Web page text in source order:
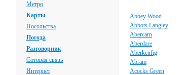
Метро
Карты
Посольства
Погода
Разговорник
Сотовая связь
Интернет
Abbey Wood
Abbots Langley
Abercarn
Aberdare
Aberkenfig
Abram
Acocks Green